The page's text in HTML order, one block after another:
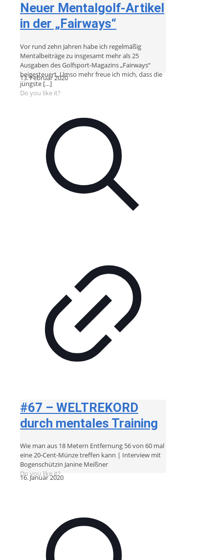
Neuer Mentalgolf-Artikel
in der „Fairways“
Vor rund zehn Jahren habe ich regelmäßig
Mentalbeiträge zu insgesamt mehr als 25
Ausgaben des Golfsport-Magazins „Fairways“
beigesteuert. Umso mehr freue ich mich, dass die
jüngste […]
Do you like it?
13. Februar 2020
#67 – WELTREKORD
durch mentales Training
Wie man aus 18 Metern Entfernung 56 von 60 mal
eine 20-Cent-Münze treffen kann | Interview mit
Bogenschützin Janine Meißner
Do you like it?
16. Januar 2020